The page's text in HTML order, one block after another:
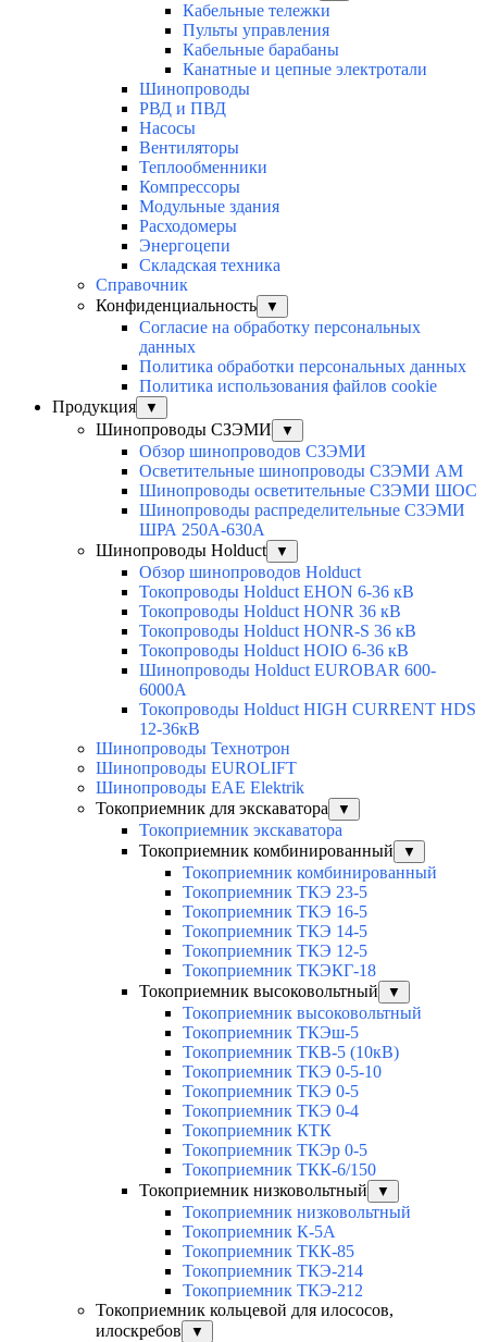
Кабельные тележки
Пульты управления
Кабельные барабаны
Канатные и цепные электротали
Шинопроводы
РВД и ПВД
Насосы
Вентиляторы
Теплообменники
Компрессоры
Модульные здания
Расходомеры
Энергоцепи
Складская техника
Справочник
Конфиденциальность
▼
Согласие на обработку персональных
данных
Политика обработки персональных данных
Политика использования файлов cookie
Продукция
▼
Шинопроводы СЗЭМИ ▼
Обзор шинопроводов СЗЭМИ
Осветительные шинопроводы СЗЭМИ АМ
Шинопроводы осветительные СЗЭМИ ШОС
Шинопроводы распределительные СЗЭМИ
ШРА 250А-630А
Шинопроводы Holduct
▼
Обзор шинопроводов Holduct
Токопроводы Holduct EHON 6-36 кВ
Токопроводы Holduct HONR 36 кВ
Токопроводы Holduct HONR-S 36 кВ
Токопроводы Holduct HOIO 6-36 кВ
Шинопроводы Holduct EUROBAR 600-
6000А
Токопроводы Holduct HIGH CURRENT HDS
12-36кВ
Шинопроводы Технотрон
Шинопроводы EUROLIFT
Шинопроводы EAE Elektrik
Токоприемник для экскаватора
▼
Токоприемник экскаватора
Токоприемник комбинированный
▼
Токоприемник комбинированный
Токоприемник ТКЭ 23-5
Токоприемник ТКЭ 16-5
Токоприемник ТКЭ 14-5
Токоприемник ТКЭ 12-5
Токоприемник ТКЭКГ-18
Токоприемник высоковольтный
▼
Токоприемник высоковольтный
Токоприемник ТКЭш-5
Токоприемник ТКВ-5 (10кВ)
Токоприемник ТКЭ 0-5-10
Токоприемник ТКЭ 0-5
Токоприемник ТКЭ 0-4
Токоприемник КТК
Токоприемник ТКЭр 0-5
Токоприемник ТКК-6/150
Токоприемник низковольтный
▼
Токоприемник низковольтный
Токоприемник К-5А
Токоприемник ТКК-85
Токоприемник ТКЭ-214
Токоприемник ТКЭ-212
Токоприемник кольцевой для илососов,
илоскребов
▼